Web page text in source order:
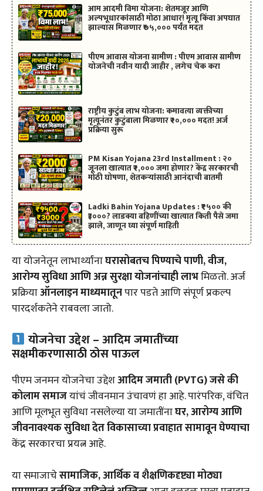
आम आदमी विमा योजना: शेतमजूर आणि
अल्पभूधारकांसाठी मोठा आधार! मृत्यू किंवा अपघात
झाल्यास मिळणार ₹७५,००० पर्यंत मदत
पीएम आवास योजना ग्रामीण : पीएम आवास ग्रामीण
योजनेची नवीन यादी जाहीर , लगेच चेक करा
राष्ट्रीय कुटुंब लाभ योजना: कमावत्या व्यक्तीच्या
मृत्यूनंतर कुटुंबाला मिळणार ₹२०,००० मदत! अर्ज
प्रक्रिया सुरू
PM Kisan Yojana 23rd Installment : २०
जूनला खात्यात ₹२,००० जमा होणार? केंद्र सरकारची
मोठी घोषणा, शेतकऱ्यांसाठी आनंदाची बातमी
Ladki Bahin Yojana Updates : ₹१५०० की
₹३०००? लाडक्या बहिणींच्या खात्यात किती पैसे जमा
झाले, जाणून घ्या संपूर्ण माहिती
या योजनेतून लाभार्थ्यांनाघरासोबतच पिण्याचे पाणी, वीज,
आरोग्य सुविधा आणि अन्न सुरक्षा योजनांचाही लाभमिळतो. अर्ज
प्रक्रियाऑनलाइन माध्यमातूनपार पडते आणि संपूर्ण प्रकल्प
पारदर्शकतेने राबवला जातो.
योजनेचा उद्देश – आदिम जमातींच्या
सक्षमीकरणासाठी ठोस पाऊल
पीएम जनमन योजनेचा उद्देशआदिम जमाती (PVTG) जसे की
कोलाम समाजयांचं जीवनमान उंचावणं हा आहे. पारंपरिक, वंचित
आणि मूलभूत सुविधा नसलेल्या या जमातींनाघर, आरोग्य आणि
जीवनावश्यक सुविधा देत विकासाच्या प्रवाहात सामावून घेण्याचा
केंद्र सरकारचा प्रयत्न आहे.
या समाजाचेसामाजिक, आर्थिक व शैक्षणिकदृष्ट्या मोठ्या